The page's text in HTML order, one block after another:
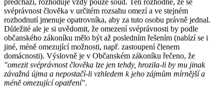
předchází, rozhoduje vždy pouze soud. Ten rozhodne, že se
svéprávnost člověka v určitém rozsahu omezí a ve stejném
rozhodnutí jmenuje opatrovníka, aby za tuto osobu právně jednal.
Důležité ale je si uvědomit, že omezení svéprávnosti by podle
občanského zákoníku mělo být až posledním řešením (nabízí se i
jiné, méně omezující možnosti, např. zastoupení členem
domácnosti). Výslovně je v Občanském zákoníku řečeno, že
"omezit svéprávnost člověka lze jen tehdy, hrozila-li by mu jinak
závažná újma a nepostačí-li vzhledem k jeho zájmům mírnější a
méně omezující opatření".